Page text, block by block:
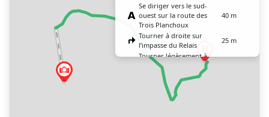
Se diriger vers le sud-
ouest sur la route des
Trois Planchoux
40 m
Tourner à droite sur
l’impasse du Relais
25 m
Tourner légèrement à
droite sur le chemin de
Tourner légèrement à